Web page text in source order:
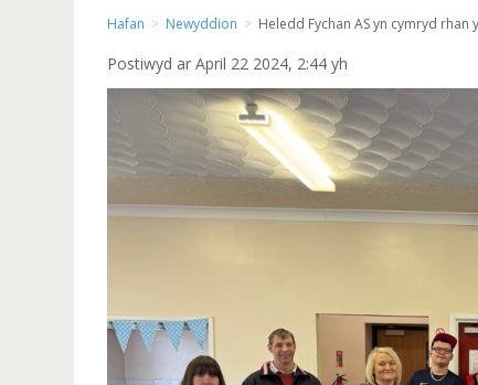
Hafan > Newyddion > Heledd Fychan AS yn cymryd rhan
Postiwyd ar April 22 2024, 2:44 yh